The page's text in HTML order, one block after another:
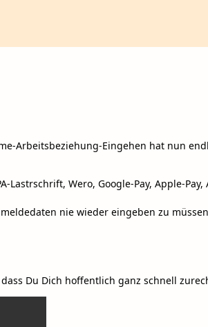
Arbeitsbeziehung-Eingehen hat nun
Wero, Google-Pay, Apple-
nie wieder eingeben zu
Du Dich hoffentlich ganz schnell